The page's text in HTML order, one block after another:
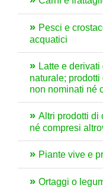
Pesci e
acquatici
Latte e
naturale;
non nominati né
Altri prodotti di
né compresi
Piante vive e
Ortaggi o